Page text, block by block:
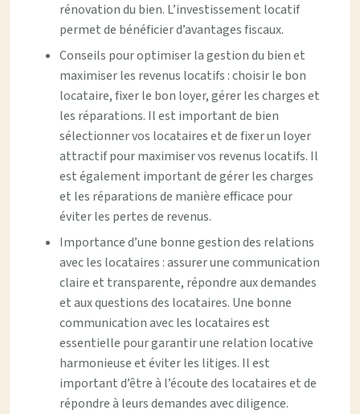
rénovation du bien. L’investissement locatif
permet de bénéficier d’avantages fiscaux.
Conseils pour optimiser la gestion du bien et
maximiser les revenus locatifs : choisir le bon
locataire, fixer le bon loyer, gérer les charges et
les réparations. Il est important de bien
sélectionner vos locataires et de fixer un loyer
attractif pour maximiser vos revenus locatifs. Il
est également important de gérer les charges
et les réparations de manière efficace pour
éviter les pertes de revenus.
Importance d’une bonne gestion des relations
avec les locataires : assurer une communication
claire et transparente, répondre aux demandes
et aux questions des locataires. Une bonne
communication avec les locataires est
essentielle pour garantir une relation locative
harmonieuse et éviter les litiges. Il est
important d’être à l’écoute des locataires et de
répondre à leurs demandes avec diligence.